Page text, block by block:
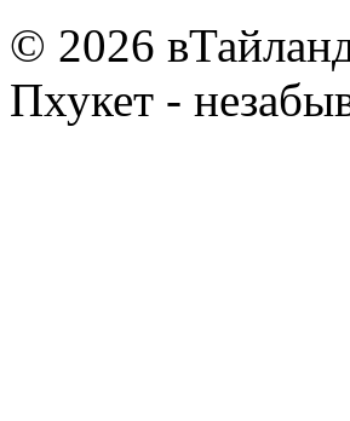
© 2026
Пхукет -